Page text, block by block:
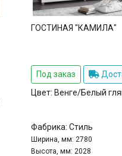
ГОСТИНАЯ "КАМИЛА"
Под заказ
Цвет: Венге/Белый
Фабрика: Стиль
Ширина, мм: 2780
Высота, мм: 2028